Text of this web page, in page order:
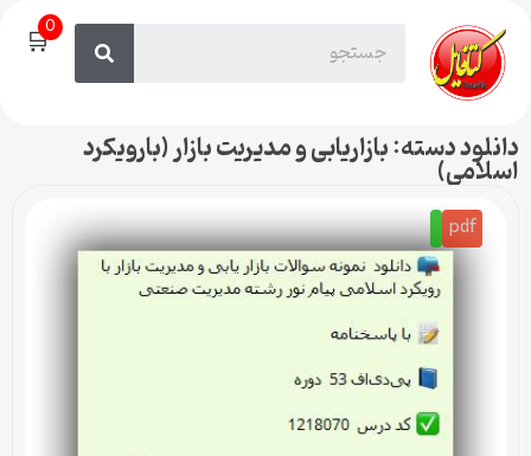
🛒0
دانلود دسته: بازاریابی و مدیریت بازار (بارویکرد
اسلامی)
pdf